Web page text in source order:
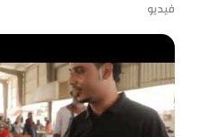
فيديو